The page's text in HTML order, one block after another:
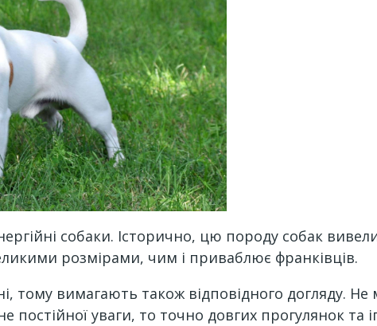
собаки. Історично, цю породу собак
розмірами, чим і приваблює франківців.
тому вимагають також відповідного догляду.
уваги, то точно довгих прогулянок та